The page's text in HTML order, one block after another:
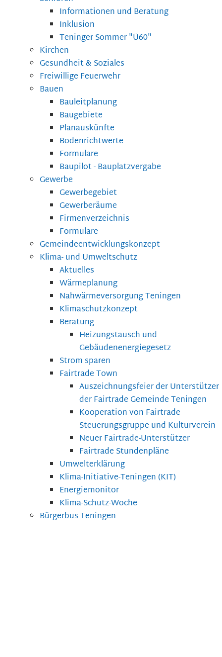
Informationen und Beratung
Inklusion
Teninger Sommer "Ü60"
Kirchen
Gesundheit & Soziales
Freiwillige Feuerwehr
Bauen
Bauleitplanung
Baugebiete
Planauskünfte
Bodenrichtwerte
Formulare
Baupilot - Bauplatzvergabe
Gewerbe
Gewerbegebiet
Gewerberäume
Firmenverzeichnis
Formulare
Gemeindeentwicklungskonzept
Klima- und Umweltschutz
Aktuelles
Wärmeplanung
Nahwärmeversorgung Teningen
Klimaschutzkonzept
Beratung
Heizungstausch und
Gebäudenenergiegesetz
Strom sparen
Fairtrade Town
Auszeichnungsfeier der Unterstützer
der Fairtrade Gemeinde Teningen
Kooperation von Fairtrade
Steuerungsgruppe und Kulturverein
Neuer Fairtrade-Unterstützer
Fairtrade Stundenpläne
Umwelterklärung
Klima-Initiative-Teningen (KIT)
Energiemonitor
Klima-Schutz-Woche
Bürgerbus Teningen